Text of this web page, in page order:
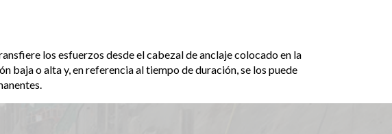
los esfuerzos desde el cabezal de anclaje colocado en la
baja o alta y, en referencia al tiempo de duración, se los puede